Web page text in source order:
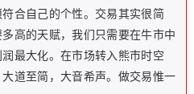
合自己的个性。交易其实很简
高的天赋，我们只需要在牛市中
最大化。在市场转入熊市时空
道至简，大音希声。做交易惟一